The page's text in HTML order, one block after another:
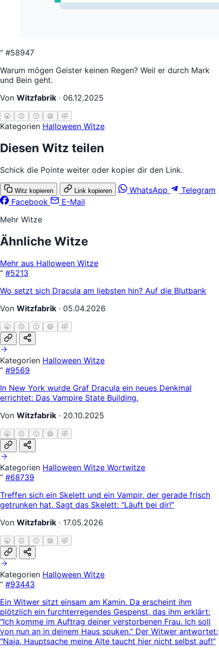
“ #58947
Warum mögen Geister keinen Regen? Weil er durch Mark
und Bein geht.
Von Witzfabrik · 06.12.2025
🥱 😐 🙂 😄 🤣
Kategorien Halloween Witze
Diesen Witz teilen
Schick die Pointe weiter oder kopier dir den Link.
Witz kopieren Link kopieren WhatsApp
Telegram
Facebook
E-Mail
Mehr Witze
Ähnliche Witze
Mehr aus Halloween Witze
“ #5213
Wo setzt sich Dracula am liebsten hin? Auf die Blutbank
Von Witzfabrik · 05.04.2026
🥱 😐 🙂 😄 🤣
Kategorien Halloween Witze
“ #9569
In New York wurde Graf Dracula ein neues Denkmal
errichtet: Das Vampire State Building.
Von Witzfabrik · 20.10.2025
🥱 😐 🙂 😄 🤣
Kategorien Halloween Witze Wortwitze
“ #68739
Treffen sich ein Skelett und ein Vampir, der gerade frisch
getrunken hat. Sagt das Skelett: "Läuft bei dir!"
Von Witzfabrik · 17.05.2026
🥱 😐 🙂 😄 🤣
Kategorien Halloween Witze
“ #93443
Ein Witwer sitzt einsam am Kamin. Da erscheint ihm
plötzlich ein furchterregendes Gespenst, das ihm erklärt:
"Ich komme im Auftrag deiner verstorbenen Frau. Ich soll
von nun an in deinem Haus spuken." Der Witwer antwortet:
"Naja, Hauptsache meine Alte taucht hier nicht selbst auf!"